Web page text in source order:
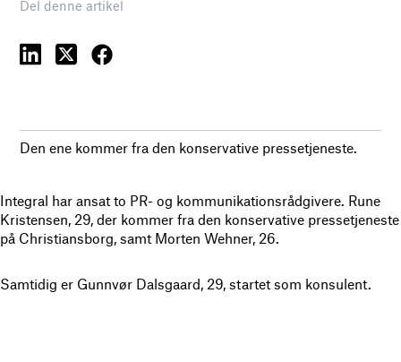
Del denne artikel
Den ene kommer fra den konservative pressetjeneste.
Integral har ansat to PR- og kommunikationsrådgivere. Rune
Kristensen, 29, der kommer fra den konservative pressetjeneste
på Christiansborg, samt Morten Wehner, 26.
Samtidig er Gunnvør Dalsgaard, 29, startet som konsulent.